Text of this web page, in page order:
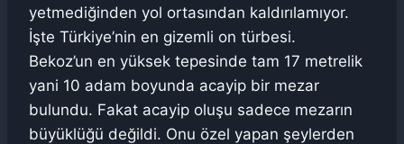
yetmediğinden yol ortasından kaldırılamıyor.
İşte Türkiye’nin en gizemli on türbesi.
Bekoz’un en yüksek tepesinde tam 17 metrelik
yani 10 adam boyunda acayip bir mezar
bulundu. Fakat acayip oluşu sadece mezarın
büyüklüğü değildi. Onu özel yapan şeylerden